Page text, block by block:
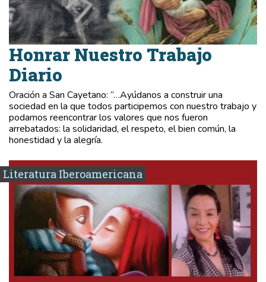
Honrar Nuestro Trabajo
Diario
Oración a San Cayetano: “…Ayúdanos a construir una
sociedad en la que todos participemos con nuestro trabajo y
podamos reencontrar los valores que nos fueron
arrebatados: la solidaridad, el respeto, el bien común, la
honestidad y la alegría.
Literatura Iberoamericana